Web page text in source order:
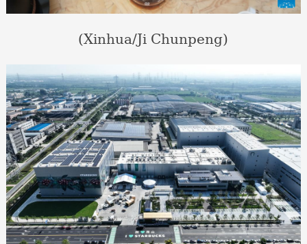
(Xinhua/Ji Chunpeng)